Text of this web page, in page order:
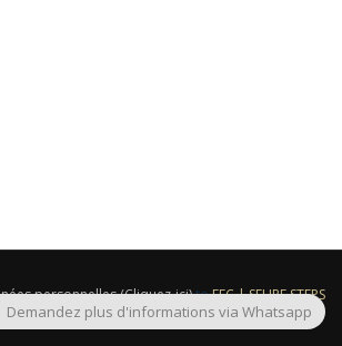
personnelles (Cliquez-ici)toFFC | SEURE STEPS
Demandez plus d'informations via Whatsapp